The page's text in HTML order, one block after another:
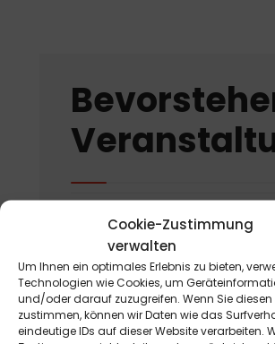
Cookie-Zustimmung
verwalten
Um Ihnen ein optimales Erlebnis zu bieten,
Technologien wie Cookies, um
und/oder darauf zuzugreifen. Wenn Sie
zustimmen, können wir Daten wie das
eindeutige IDs auf dieser Website verarbeiten.
Metamorphosen
am 1. Mai 2026 - 31.
2026
Gackern 2026